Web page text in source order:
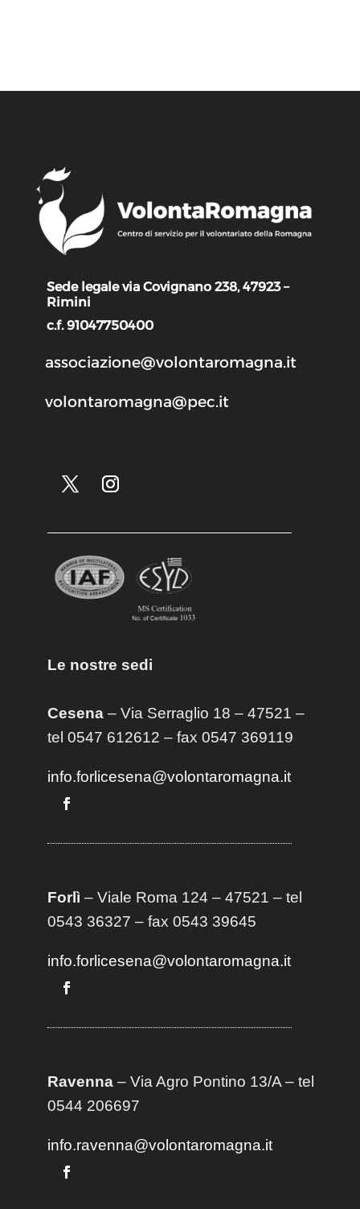
Sede legale via Covignano 238, 47923 –
Rimini
c.f. 91047750400
associazione@volontaromagna.it
volontaromagna@pec.it
Le nostre sedi
Cesena– Via Serraglio 18 – 47521 –
tel 0547 612612 – fax 0547 369119
info.forlicesena@volontaromagna.it
Forlì – Viale Roma 124 – 47521 – tel
0543 36327 – fax 0543 39645
info.forlicesena@volontaromagna.it
Ravenna– Via Agro Pontino 13/A– tel
0544 206697
info.ravenna@volontaromagna.it